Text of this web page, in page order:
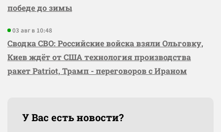
победе до зимы
03 авг в 10:48
Сводка СВО: Российские войска взяли Ольговку,
Киев ждёт от США технология производства
ракет Patriot, Трамп - переговоров с Ираном
У Вас есть новости?